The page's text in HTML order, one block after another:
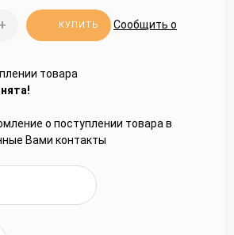
+ КУПИТЬ Сообщить о
товара
о поступлении товара в
Вами контакты